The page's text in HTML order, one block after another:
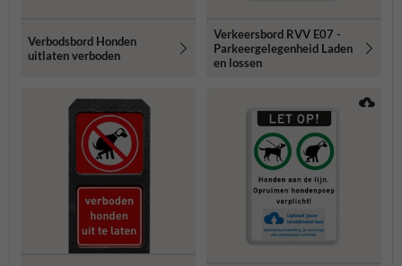
Verbodsbord Honden
uitlaten verboden
Verkeersbord RVV E07 -
Parkeergelegenheid Laden
en lossen